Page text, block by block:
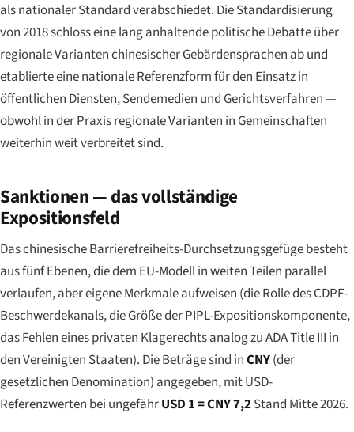
als nationaler Standard verabschiedet. Die Standardisierung
von 2018 schloss eine lang anhaltende politische Debatte über
regionale Varianten chinesischer Gebärdensprachen ab und
etablierte eine nationale Referenzform für den Einsatz in
öffentlichen Diensten, Sendemedien und Gerichtsverfahren —
obwohl in der Praxis regionale Varianten in Gemeinschaften
weiterhin weit verbreitet sind.
Sanktionen — das vollständige
Expositionsfeld
Das chinesische Barrierefreiheits-Durchsetzungsgefüge besteht
aus fünf Ebenen, die dem EU-Modell in weiten Teilen parallel
verlaufen, aber eigene Merkmale aufweisen (die Rolle des CDPF-
Beschwerdekanals, die Größe der PIPL-Expositionskomponente,
das Fehlen eines privaten Klagerechts analog zu ADA Title III in
den Vereinigten Staaten). Die Beträge sind inCNY(der
gesetzlichen Denomination) angegeben, mit USD-
Referenzwerten bei ungefährUSD 1 = CNY 7,2Stand Mitte 2026.